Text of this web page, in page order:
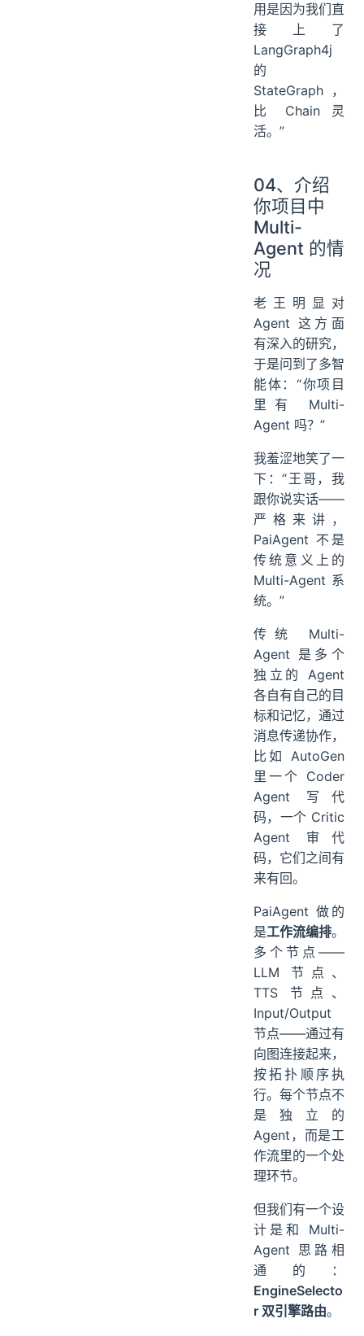
用是因为我们直
接上了
LangGraph4j
的
StateGraph，
比 Chain 灵
活。”
04、介绍
你项目中
Multi-
Agent 的情
况
老王明显对
Agent 这方面
有深入的研究，
于是问到了多智
能体：“你项目
里有 Multi-
Agent 吗？”
我羞涩地笑了一
下：“王哥，我
跟你说实话——
严格来讲，
PaiAgent 不是
传统意义上的
Multi-Agent 系
统。”
传统 Multi-
Agent 是多个
独立的 Agent
各自有自己的目
标和记忆，通过
消息传递协作，
比如 AutoGen
里一个 Coder
Agent 写代
码，一个 Critic
Agent 审代
码，它们之间有
来有回。
PaiAgent 做的
是工作流编排。
多个节点——
LLM 节点、
TTS 节点、
Input/Output
节点——通过有
向图连接起来，
按拓扑顺序执
行。每个节点不
是独立的
Agent，而是工
作流里的一个处
理环节。
但我们有一个设
计是和 Multi-
Agent 思路相
通的：
EngineSelecto
r 双引擎路由。